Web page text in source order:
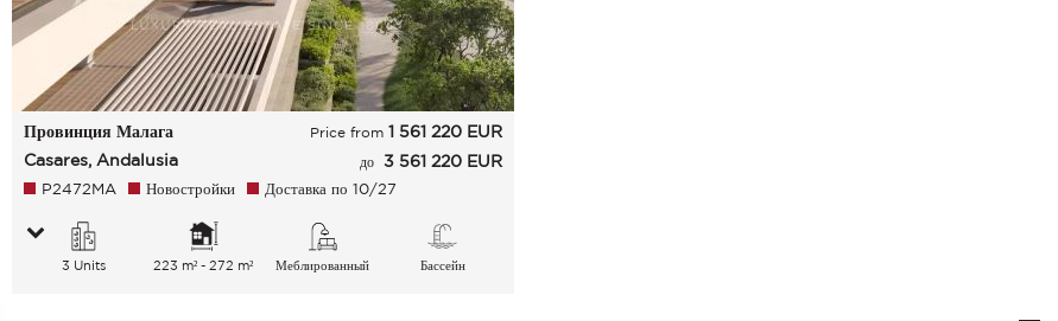
Провинция Малага
Casares, Andalusia
Price from 1 561 220 EUR
до 3 561 220 EUR
P2472MA Новостройки Доставка по 10/27
3 Units 223 m² - 272 m² Меблированный Бассейн